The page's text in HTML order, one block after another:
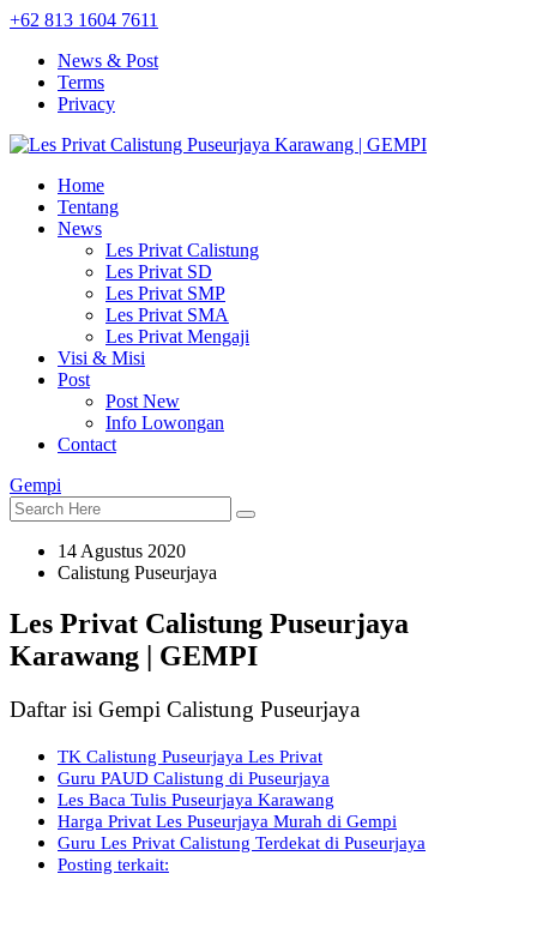
+62 813 1604 7611
News & Post
Terms
Privacy
Home
Tentang
News
Les Privat Calistung
Les Privat SD
Les Privat SMP
Les Privat SMA
Les Privat Mengaji
Visi & Misi
Post
Post New
Info Lowongan
Contact
Gempi
14 Agustus 2020
Calistung Puseurjaya
Les Privat Calistung Puseurjaya
Karawang | GEMPI
Daftar isi Gempi Calistung Puseurjaya
TK Calistung Puseurjaya Les Privat
Guru PAUD Calistung di Puseurjaya
Les Baca Tulis Puseurjaya Karawang
Harga Privat Les Puseurjaya Murah di Gempi
Guru Les Privat Calistung Terdekat di Puseurjaya
Posting terkait: